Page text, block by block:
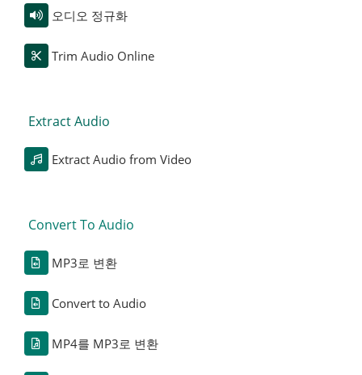
오디오 정규화
Trim Audio Online
Extract Audio
Extract Audio from Video
Convert To Audio
MP3로 변환
Convert to Audio
MP4를 MP3로 변환